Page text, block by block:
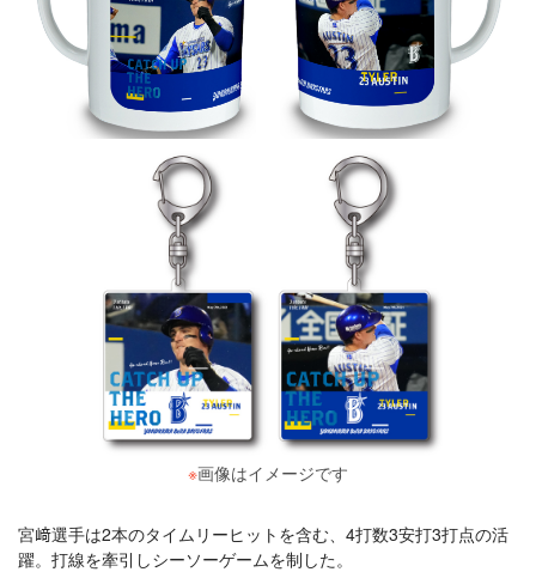
※画像はイメージです
宮﨑選手は2本のタイムリーヒットを含む、4打数3安打3打点の活
躍。打線を牽引しシーソーゲームを制した。